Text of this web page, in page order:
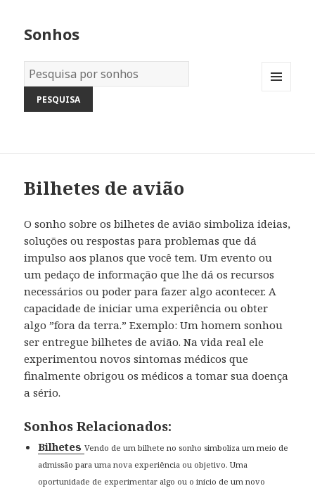
Sonhos
Dicionário
dos
Sonhos:
Bilhetes de avião
O sonho sobre os bilhetes de avião simboliza ideias,
soluções ou respostas para problemas que dá
impulso aos planos que você tem. Um evento ou
um pedaço de informação que lhe dá os recursos
necessários ou poder para fazer algo acontecer. A
capacidade de iniciar uma experiência ou obter
algo ”fora da terra.” Exemplo: Um homem sonhou
ser entregue bilhetes de avião. Na vida real ele
experimentou novos sintomas médicos que
finalmente obrigou os médicos a tomar sua doença
a sério.
Sonhos Relacionados:
BilhetesVendo de um bilhete no sonho simboliza um meio de
admissão para uma nova experiência ou objetivo. Uma
oportunidade de experimentar algo ou o início de um novo